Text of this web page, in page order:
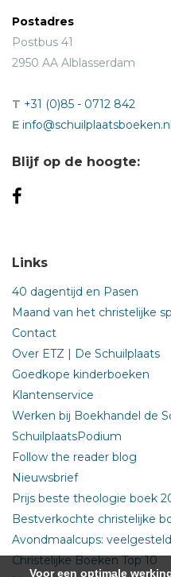
Postadres
Postbus 41
2950 AA Alblasserdam
T +31 (0)85 - 0712 842
E info@schuilplaatsboeken.nl
Blijf op de hoogte:
Links
40 dagentijd en Pasen
Maand van het christelijke
Contact
Over ETZ | De Schuilplaats
Goedkope kinderboeken
Klantenservice
Werken bij Boekhandel de
SchuilplaatsPodium
Follow the reader blog
Nieuwsbrief
Prijs beste theologie boek
Bestverkochte christelijke
Avondmaalcups:
Christelijke Boeken Top 10
Voor een optimale